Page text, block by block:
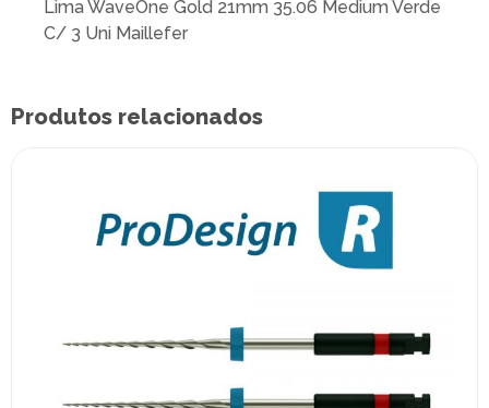
Lima WaveOne Gold 21mm 35.06 Medium Verde
C/ 3 Uni Maillefer
Produtos relacionados